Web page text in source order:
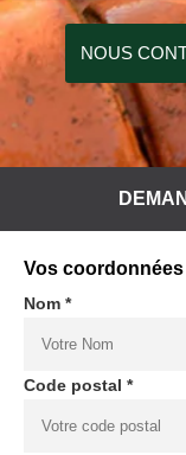
NOUS
Vos coordonnées
Nom *
Code postal *